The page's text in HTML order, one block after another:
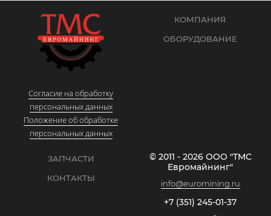
Согласие на обработку
персональных данных
Положение об обработке
персональных данных
КОМПАНИЯ
ОБОРУДОВАНИЕ
ЗАПЧАСТИ
КОНТАКТЫ
© 2011 - 2026 ООО "ТМС
Евромайнинг"
info@euromining.ru
+7 (351) 245-01-37